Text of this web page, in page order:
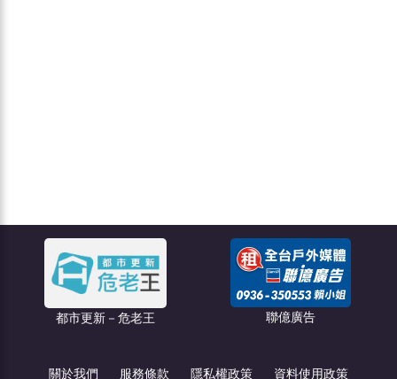
都市更新－危老王 聯億廣告
關於我們 服務條款 隱私權政策 資料使用政策